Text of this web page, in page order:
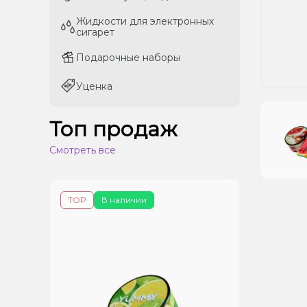
Жидкости для электронных
сигарет
Подарочные наборы
Уценка
Жидкости для электронных
сигарет
Подарочные наборы
Уценка
Топ продаж
Смотреть все
В наличии
TOP